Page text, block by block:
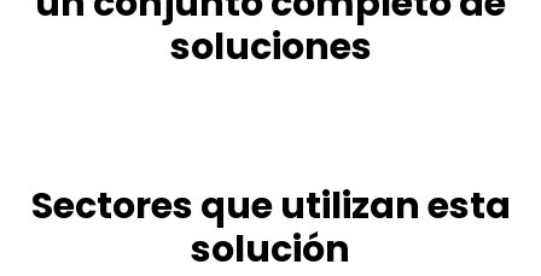
soluciones
Sectores que utilizan esta
solución